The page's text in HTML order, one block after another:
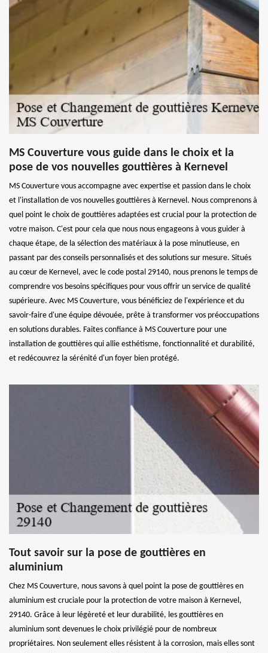
MS Couverture vous guide dans le choix et la
pose de vos nouvelles gouttières à Kernevel
MS Couverture vous accompagne avec expertise et passion dans le choix
et l'installation de vos nouvelles gouttières à Kernevel. Nous comprenons à
quel point le choix de gouttières adaptées est crucial pour la protection de
votre maison. C'est pour cela que nous nous engageons à vous guider à
chaque étape, de la sélection des matériaux à la pose minutieuse, en
passant par des conseils personnalisés et des solutions sur mesure. Situés
au cœur de Kernevel, avec le code postal 29140, nous prenons le temps de
comprendre vos besoins spécifiques pour vous offrir un service de qualité
supérieure. Avec MS Couverture, vous bénéficiez de l'expérience et du
savoir-faire d'une équipe dévouée, prête à transformer vos préoccupations
en solutions durables. Faites confiance à MS Couverture pour une
installation de gouttières qui allie esthétisme, fonctionnalité et durabilité,
et redécouvrez la sérénité d'un foyer bien protégé.
Tout savoir sur la pose de gouttières en
aluminium
Chez MS Couverture, nous savons à quel point la pose de gouttières en
aluminium est cruciale pour la protection de votre maison à Kernevel,
29140. Grâce à leur légèreté et leur durabilité, les gouttières en
aluminium sont devenues le choix privilégié pour de nombreux
propriétaires. Non seulement elles résistent à la corrosion, mais elles sont